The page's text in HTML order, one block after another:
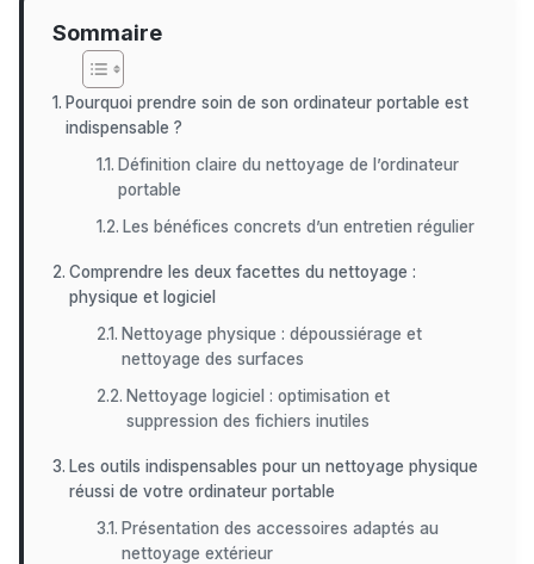
Sommaire
Pourquoi prendre soin de son ordinateur portable est
indispensable ?
Définition claire du nettoyage de l’ordinateur
portable
Les bénéfices concrets d’un entretien régulier
Comprendre les deux facettes du nettoyage :
physique et logiciel
Nettoyage physique : dépoussiérage et
nettoyage des surfaces
Nettoyage logiciel : optimisation et
suppression des fichiers inutiles
Les outils indispensables pour un nettoyage physique
réussi de votre ordinateur portable
Présentation des accessoires adaptés au
nettoyage extérieur